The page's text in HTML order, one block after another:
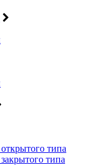
типа
типа